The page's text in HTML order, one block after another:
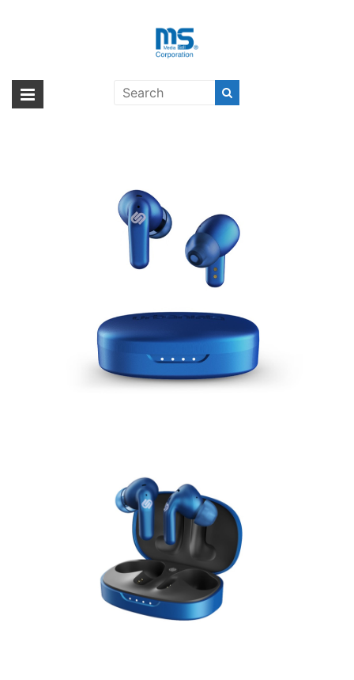
海外輸入ブランド商品｜株式会社
海外事業部が取り揃えている海外輸入商品には、日本では珍しい「海外ブ
ランド」をはじめ「ユニークな商品」「機能的な商品」「コストパフォー
Blue〔アーバニスタ〕